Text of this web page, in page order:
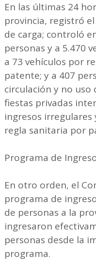
En las últimas 24
provincia, registró
de carga; controló
personas y a 5.470
a 73 vehículos por
patente; y a 407
circulación y no
fiestas privadas
ingresos
regla sanitaria por
Programa de
En otro orden, el
programa de
de personas a la
ingresaron
personas desde la
programa.